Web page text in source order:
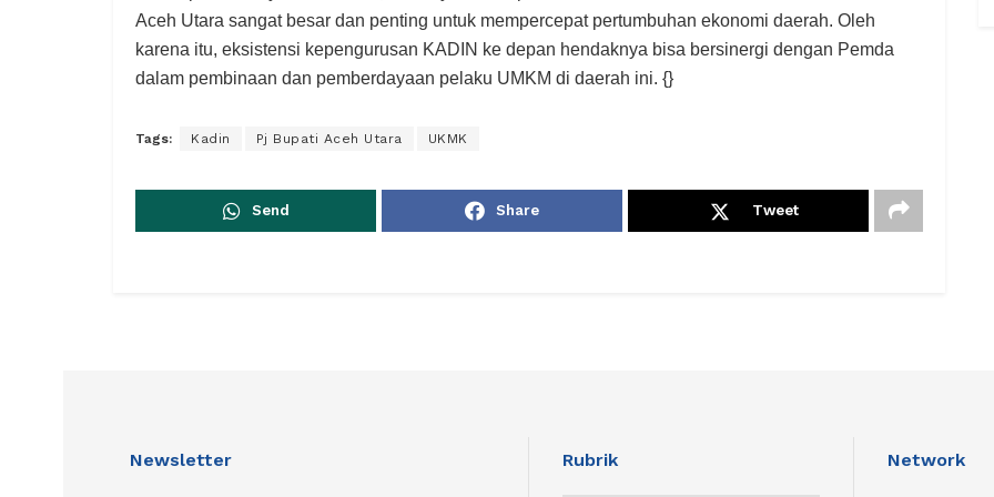
Aceh Utara sangat besar dan penting untuk mempercepat pertumbuhan ekonomi daerah. Oleh
karena itu, eksistensi kepengurusan KADIN ke depan hendaknya bisa bersinergi dengan Pemda
dalam pembinaan dan pemberdayaan pelaku UMKM di daerah ini. {}
Tags: Kadin Pj Bupati Aceh Utara UKMK
Send Share Tweet
Newsletter Rubrik Network